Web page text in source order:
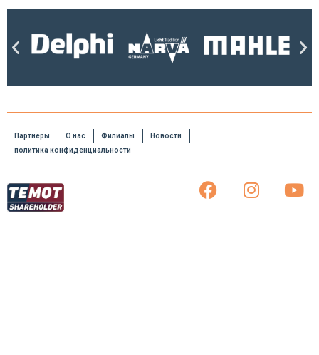
Партнеры О нас Филиалы
Новости
политика конфиденциальности